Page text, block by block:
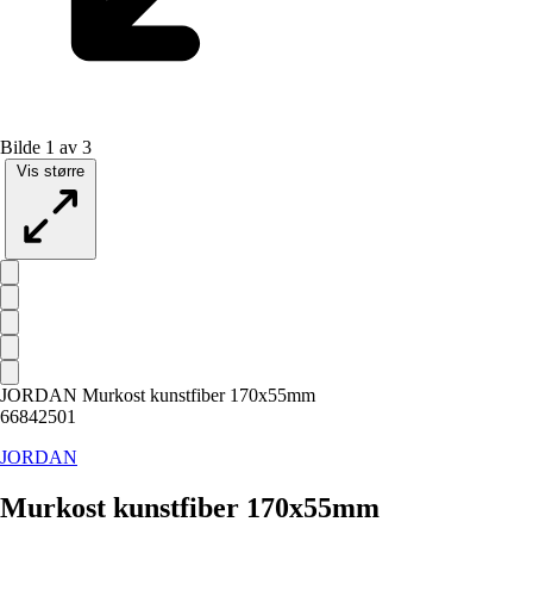
Bilde 1 av 3
Vis større
JORDAN Murkost kunstfiber 170x55mm
66842501
JORDAN
Murkost kunstfiber 170x55mm